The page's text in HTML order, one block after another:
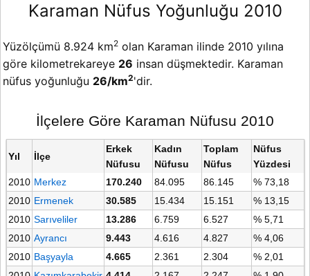
Karaman Nüfus Yoğunluğu 2010
Yüzölçümü 8.924 km2 olan Karaman ilinde 2010 yılına
göre kilometrekareye 26 insan düşmektedir. Karaman
nüfus yoğunluğu 26/km2'dir.
İlçelere Göre Karaman Nüfusu 2010
Yıl İlçe
Erkek
Nüfusu
Kadın
Nüfusu
Toplam
Nüfus
Nüfus
Yüzdesi
2010 Merkez 170.240 84.095 86.145
% 73,18
2010 Ermenek 30.585 15.434 15.151
% 13,15
2010 Sarıveliler 13.286 6.759 6.527
% 5,71
2010 Ayrancı 9.443 4.616 4.827
% 4,06
2010 Başyayla 4.665 2.361 2.304
% 2,01